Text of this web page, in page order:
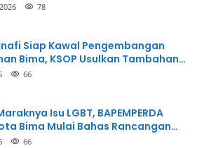
78
Siap Kawal Pengembangan
Bima, KSOP Usulkan Tambahan
Rp400 Miliar
66
Isu LGBT, BAPEMPERDA
Bima Mulai Bahas Rancangan
66